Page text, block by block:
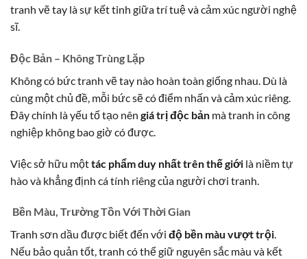
tranh vẽ tay là sự kết tinh giữa trí tuệ và cảm xúc người nghệ
sĩ.
Độc Bản – Không Trùng Lặp
Không có bức tranh vẽ tay nào hoàn toàn giống nhau. Dù là
cùng một chủ đề, mỗi bức sẽ có điểm nhấn và cảm xúc riêng.
Đây chính là yếu tố tạo nên giá trị độc bản mà tranh in công
nghiệp không bao giờ có được.
Việc sở hữu mộttác phẩm duy nhất trên thế giới là niềm tự
hào và khẳng định cá tính riêng của người chơi tranh.
Bền Màu, Trường Tồn Với Thời Gian
Tranh sơn dầu được biết đến với độ bền màu vượt trội.
Nếu bảo quản tốt, tranh có thể giữ nguyên sắc màu và kết